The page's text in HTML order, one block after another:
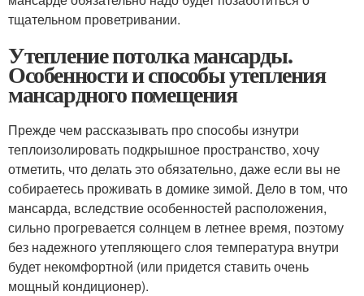
тщательном проветривании.
Утепление потолка мансарды.
Особенности и способы утепления
мансардного помещения
Прежде чем рассказывать про способы изнутри
теплоизолировать подкрышное пространство, хочу
отметить, что делать это обязательно, даже если вы не
собираетесь проживать в домике зимой. Дело в том, что
мансарда, вследствие особенностей расположения,
сильно прогревается солнцем в летнее время, поэтому
без надежного утепляющего слоя температура внутри
будет некомфортной (или придется ставить очень
мощный кондиционер).